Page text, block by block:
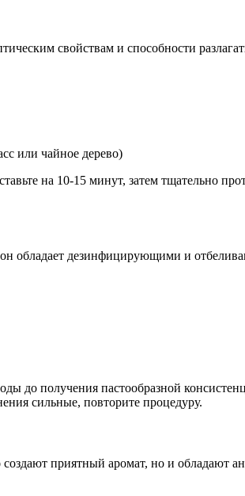
свойствам и способности
или чайное дерево)
на 10-15 минут, затем тщательно
обладает дезинфицирующими и
до получения пастообразной
сильные, повторите процедуру.
приятный аромат, но и